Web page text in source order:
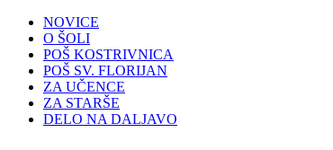
NOVICE
O ŠOLI
POŠ KOSTRIVNICA
POŠ SV. FLORIJAN
ZA UČENCE
ZA STARŠE
DELO NA DALJAVO